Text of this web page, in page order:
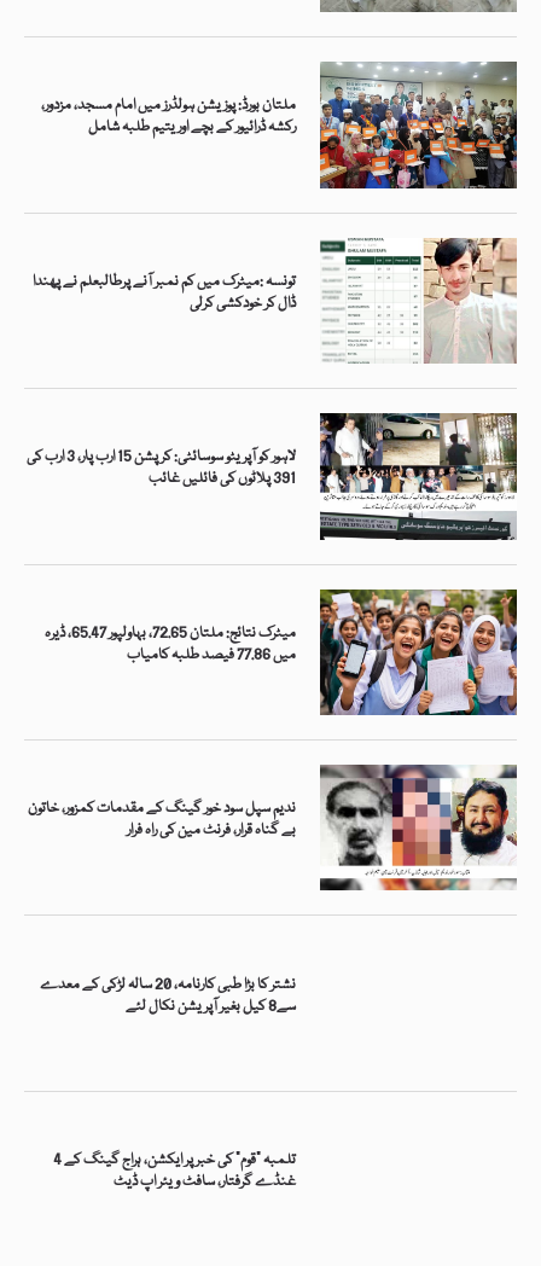
ملتان بورڈ: پوزیشن ہولڈرز میں امام مسجد، مزدور،
رکشہ ڈرائیور کے بچے اور یتیم طلبہ شامل
تونسہ :میٹرک میں کم نمبر آنے پرطالبعلم نے پھندا
ڈال کر خودکشی کرلی
لاہور کو آپریٹو سوسائٹی: کرپشن 15 ارب پار، 3 ارب کی
391 پلاٹوں کی فائلیں غائب
میٹرک نتائج: ملتان 72.65، بہاولپور 65.47، ڈیرہ
میں 77.86 فیصد طلبہ کامیاب
ندیم سپل سود خور گینگ کے مقدمات کمزور، خاتون
بے گناہ قرار، فرنٹ مین کی راہ فرار
نشتر کا بڑا طبی کارنامہ، 20 سالہ لڑکی کے معدے
سے8 کیل بغیر آپریشن نکال لئے
تلمبہ “قوم” کی خبر پر ایکشن، ہراج گینگ کے 4
غنڈے گرفتار، سافٹ ویئر اپ ڈیٹ